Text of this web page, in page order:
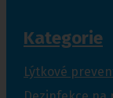
Kategorie
Lýtkové